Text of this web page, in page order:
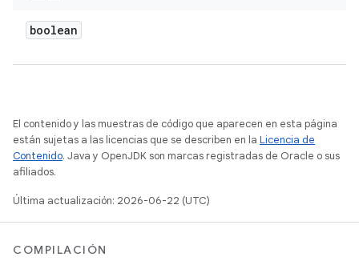
boolean
El contenido y las muestras de código que aparecen en esta página
están sujetas a las licencias que se describen en la Licencia de
Contenido. Java y OpenJDK son marcas registradas de Oracle o sus
afiliados.
Última actualización: 2026-06-22 (UTC)
COMPILACIÓN